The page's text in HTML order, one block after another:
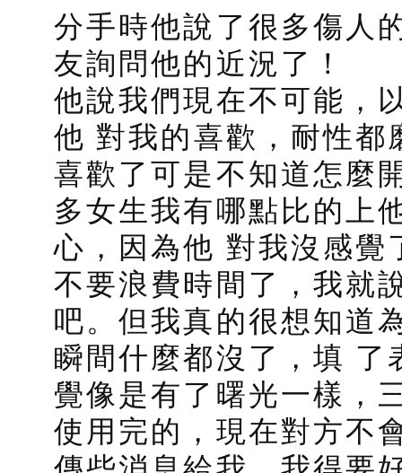
分手時他說了很多傷人
友詢問他的近況了！
他說我們現在不可能，
他 對我的喜歡，耐性
喜歡了可是不知道怎麼
多女生我有哪點比的上
心，因為他 對我沒感
不要浪費時間了，我就
吧。但我真的很想知道
瞬間什麼都沒了，填
覺像是有了曙光一樣，
使用完的，現在對方不